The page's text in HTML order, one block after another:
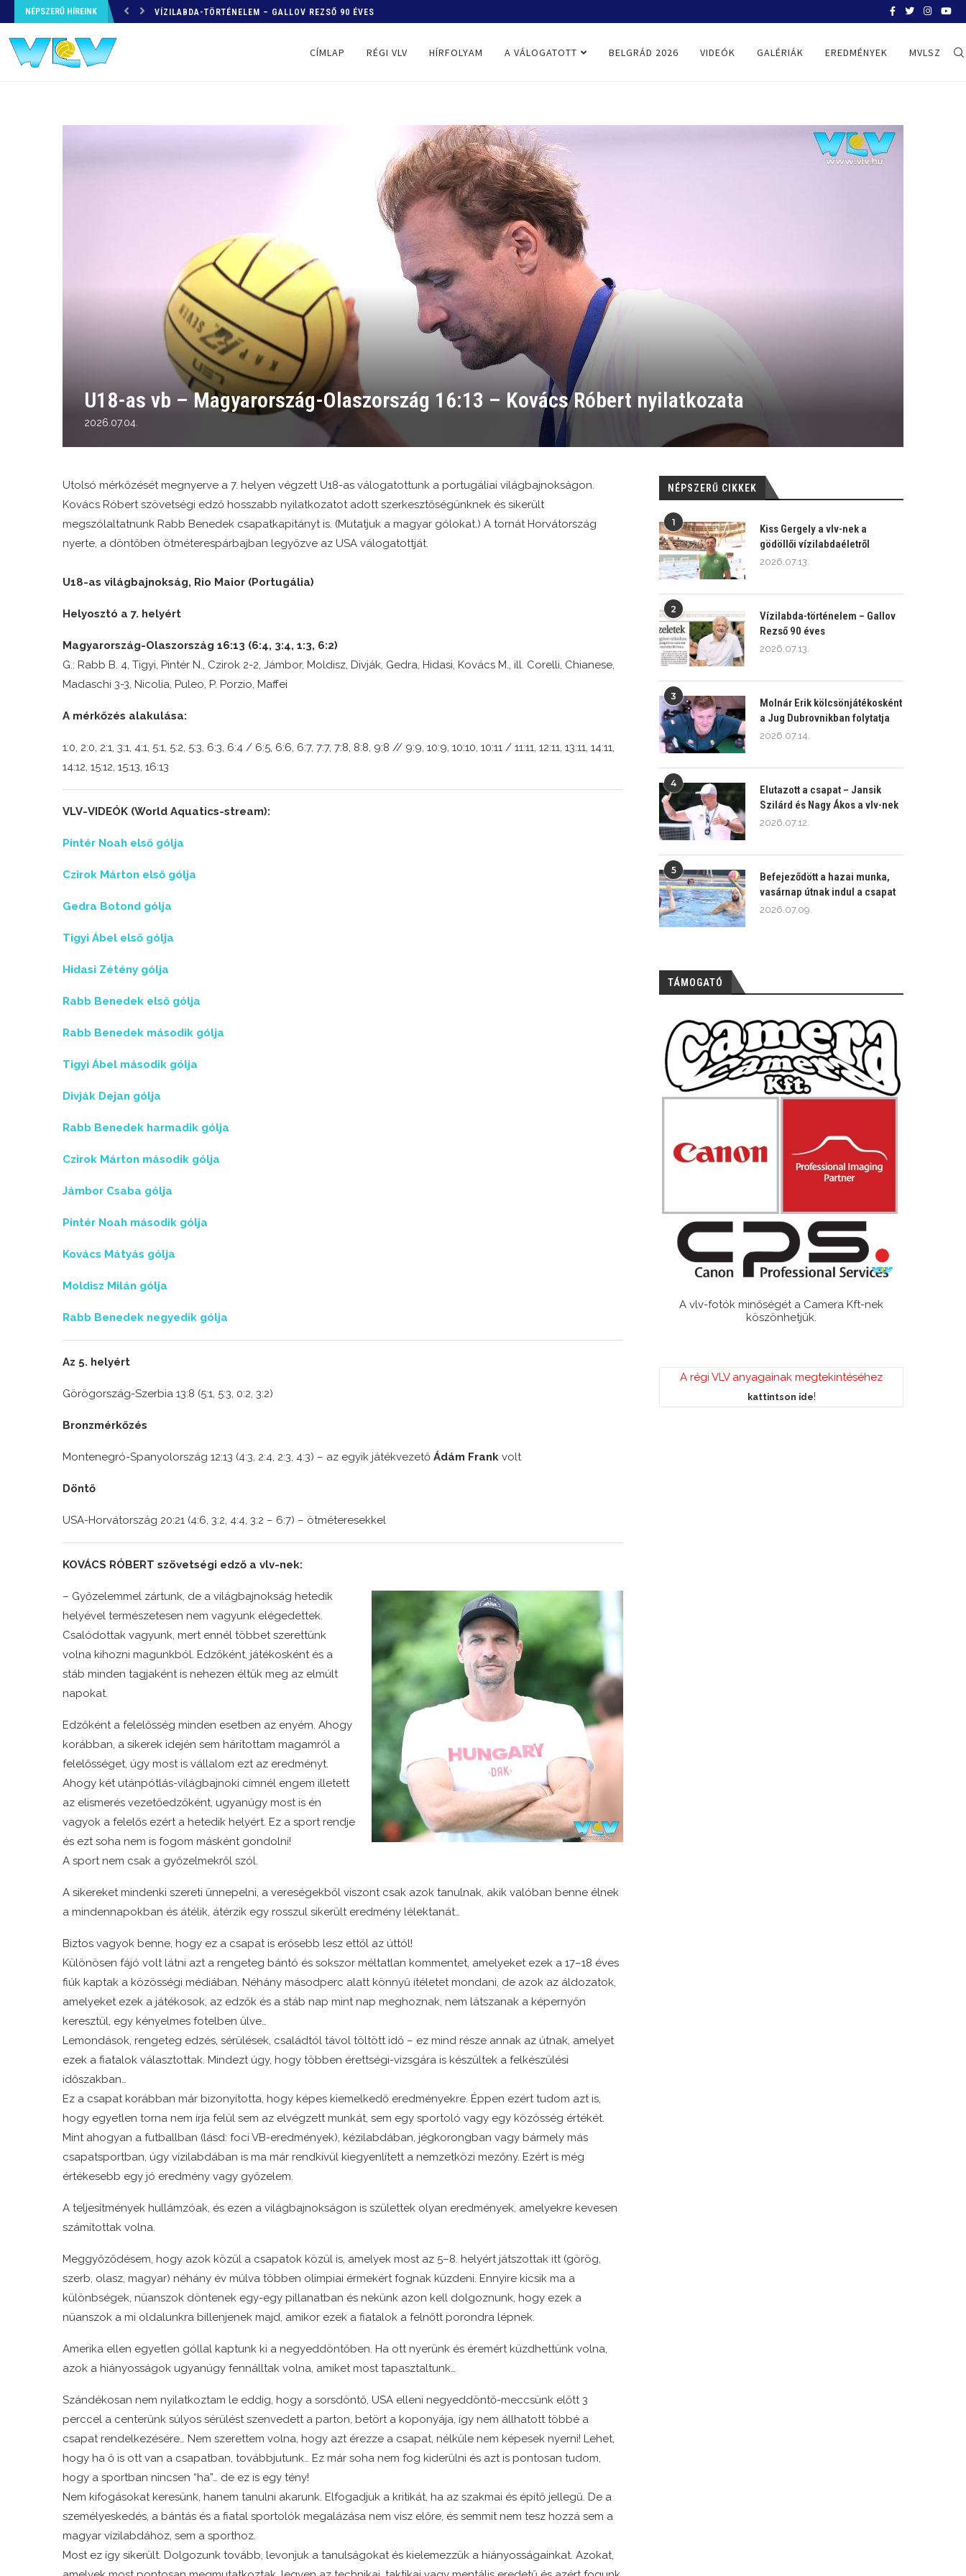
NÉPSZERŰ HÍREINK VÍZILABDA-TÖRTÉNELEM – GALLOV REZSŐ 90 ÉVES MOLNÁR ERIK
CÍMLAP RÉGI VLV HÍRFOLYAM A VÁLOGATOTT BELGRÁD 2026 VIDEÓK GALÉRIÁK EREDMÉNYEK MVLSZ
U18-as vb – Magyarország-Olaszország 16:13 – Kovács Róbert nyilatkozata
2026.07.04.
Utolsó mérkőzését megnyerve a 7. helyen végzett U18-as válogatottunk a portugáliai világbajnokságon.
Kovács Róbert szövetségi edző hosszabb nyilatkozatot adott szerkesztőségünknek és sikerült
megszólaltatnunk Rabb Benedek csapatkapitányt is. (Mutatjuk a magyar gólokat.) A tornát Horvátország
nyerte, a döntőben ötméterespárbajban legyőzve az USA válogatottját.
U18-as világbajnokság, Rio Maior (Portugália)
Helyosztó a 7. helyért
Magyarország-Olaszország 16:13 (6:4, 3:4, 1:3, 6:2)
G.: Rabb B. 4, Tigyi, Pintér N., Czirok 2-2, Jámbor, Moldisz, Divják, Gedra, Hidasi, Kovács M., ill. Corelli, Chianese,
Madaschi 3-3, Nicolia, Puleo, P. Porzio, Maffei
A mérkőzés alakulása:
1:0, 2:0, 2:1, 3:1, 4:1, 5:1, 5:2, 5:3, 6:3, 6:4 / 6:5, 6:6, 6:7, 7:7, 7:8, 8:8, 9:8 // 9:9, 10:9, 10:10, 10:11 / 11:11, 12:11, 13:11, 14:11,
14:12, 15:12, 15:13, 16:13
VLV-VIDEÓK (World Aquatics-stream):
Pintér Noah első gólja
Czirok Márton első gólja
Gedra Botond gólja
Tigyi Ábel első gólja
Hidasi Zétény gólja
Rabb Benedek első gólja
Rabb Benedek második gólja
Tigyi Ábel második gólja
Divják Dejan gólja
Rabb Benedek harmadik gólja
Czirok Márton második gólja
Jámbor Csaba gólja
Pintér Noah második gólja
Kovács Mátyás gólja
Moldisz Milán gólja
Rabb Benedek negyedik gólja
Az 5. helyért
Görögország-Szerbia 13:8 (5:1, 5:3, 0:2, 3:2)
Bronzmérkőzés
Montenegró-Spanyolország 12:13 (4:3, 2:4, 2:3, 4:3) – az egyik játékvezető Ádám Frank volt
Döntő
USA-Horvátország 20:21 (4:6, 3:2, 4:4, 3:2 – 6:7) – ötméteresekkel
KOVÁCS RÓBERT szövetségi edző a vlv-nek:
– Győzelemmel zártunk, de a világbajnokság hetedik
helyével természetesen nem vagyunk elégedettek.
Csalódottak vagyunk, mert ennél többet szerettünk
volna kihozni magunkból. Edzőként, játékosként és a
stáb minden tagjaként is nehezen éltük meg az elmúlt
napokat.
Edzőként a felelősség minden esetben az enyém. Ahogy
korábban, a sikerek idején sem hárítottam magamról a
felelősséget, úgy most is vállalom ezt az eredményt.
Ahogy két utánpótlás-világbajnoki címnél engem illetett
az elismerés vezetőedzőként, ugyanúgy most is én
vagyok a felelős ezért a hetedik helyért. Ez a sport rendje
és ezt soha nem is fogom másként gondolni!
A sport nem csak a győzelmekről szól.
A sikereket mindenki szereti ünnepelni, a vereségekből viszont csak azok tanulnak, akik valóban benne élnek
a mindennapokban és átélik, átérzik egy rosszul sikerült eredmény lélektanát…
Biztos vagyok benne, hogy ez a csapat is erősebb lesz ettől az úttól!
Különösen fájó volt látni azt a rengeteg bántó és sokszor méltatlan kommentet, amelyeket ezek a 17–18 éves
fiúk kaptak a közösségi médiában. Néhány másodperc alatt könnyű ítéletet mondani, de azok az áldozatok,
amelyeket ezek a játékosok, az edzők és a stáb nap mint nap meghoznak, nem látszanak a képernyőn
keresztül, egy kényelmes fotelben ülve…
Lemondások, rengeteg edzés, sérülések, családtól távol töltött idő – ez mind része annak az útnak, amelyet
ezek a fiatalok választottak. Mindezt úgy, hogy többen érettségi-vizsgára is készültek a felkészülési
időszakban…
Ez a csapat korábban már bizonyította, hogy képes kiemelkedő eredményekre. Éppen ezért tudom azt is,
hogy egyetlen torna nem írja felül sem az elvégzett munkát, sem egy sportoló vagy egy közösség értékét.
Mint ahogyan a futballban (lásd: foci VB-eredmények), kézilabdában, jégkorongban vagy bármely más
csapatsportban, úgy vízilabdában is ma már rendkívül kiegyenlített a nemzetközi mezőny. Ezért is még
értékesebb egy jó eredmény vagy győzelem.
A teljesítmények hullámzóak, és ezen a világbajnokságon is születtek olyan eredmények, amelyekre kevesen
számítottak volna.
Meggyőződésem, hogy azok közül a csapatok közül is, amelyek most az 5–8. helyért játszottak itt (görög,
szerb, olasz, magyar) néhány év múlva többen olimpiai érmekért fognak küzdeni. Ennyire kicsik ma a
különbségek, nüanszok döntenek egy-egy pillanatban és nekünk azon kell dolgoznunk, hogy ezek a
nüanszok a mi oldalunkra billenjenek majd, amikor ezek a fiatalok a felnőtt porondra lépnek.
Amerika ellen egyetlen góllal kaptunk ki a negyeddöntőben. Ha ott nyerünk és éremért küzdhettünk volna,
azok a hiányosságok ugyanúgy fennálltak volna, amiket most tapasztaltunk…
Szándékosan nem nyilatkoztam le eddig, hogy a sorsdöntő, USA elleni negyeddöntő-meccsünk előtt 3
perccel a centerünk súlyos sérülést szenvedett a parton, betört a koponyája, így nem állhatott többé a
csapat rendelkezésére… Nem szerettem volna, hogy azt érezze a csapat, nélküle nem képesek nyerni! Lehet,
hogy ha ő is ott van a csapatban, továbbjutunk… Ez már soha nem fog kiderülni és azt is pontosan tudom,
hogy a sportban nincsen “ha”… de ez is egy tény!
Nem kifogásokat keresünk, hanem tanulni akarunk. Elfogadjuk a kritikát, ha az szakmai és építő jellegű. De a
személyeskedés, a bántás és a fiatal sportolók megalázása nem visz előre, és semmit nem tesz hozzá sem a
magyar vízilabdához, sem a sporthoz.
Most ez így sikerült. Dolgozunk tovább, levonjuk a tanulságokat és kielemezzük a hiányosságainkat. Azokat,
NÉPSZERŰ CIKKEK
1
Kiss Gergely a vlv-nek a
gödöllői vízilabdaéletről
2026.07.13.
2
Vízilabda-történelem – Gallov
Rezső 90 éves
2026.07.13.
3
Molnár Erik kölcsönjátékosként
a Jug Dubrovnikban folytatja
2026.07.14.
4
Elutazott a csapat – Jansik
Szilárd és Nagy Ákos a vlv-nek
2026.07.12.
5
Befejeződött a hazai munka,
vasárnap útnak indul a csapat
2026.07.09.
TÁMOGATÓ
A vlv-fotók minőségét a Camera Kft-nek
köszönhetjük.
A régi VLV anyagainak megtekintéséhez
kattintson ide!